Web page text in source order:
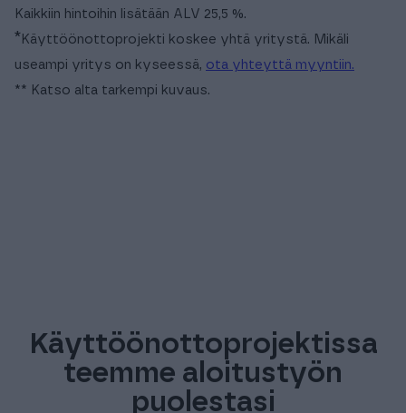
Kaikkiin hintoihin lisätään ALV 25,5 %.
* Käyttöönottoprojekti koskee yhtä yritystä. Mikäli
useampi yritys on kyseessä, ota yhteyttä myyntiin.
** Katso alta tarkempi kuvaus.
Käyttöönottoprojektissa
teemme aloitustyön
puolestasi